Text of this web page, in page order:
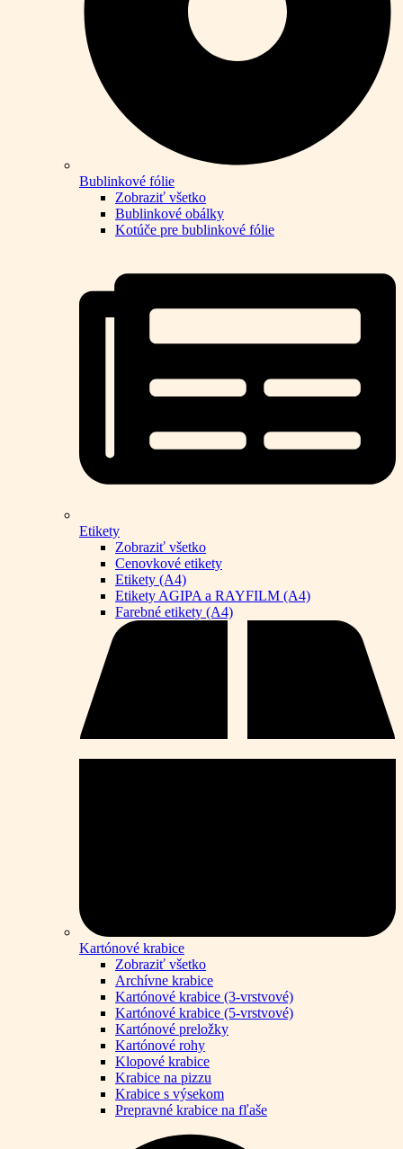
Bublinkové fólie
Zobraziť všetko
Bublinkové obálky
Kotúče pre bublinkové fólie
Etikety
Zobraziť všetko
Cenovkové etikety
Etikety (A4)
Etikety AGIPA a RAYFILM (A4)
Farebné etikety (A4)
Kartónové krabice
Zobraziť všetko
Archívne krabice
Kartónové krabice (3-vrstvové)
Kartónové krabice (5-vrstvové)
Kartónové preložky
Kartónové rohy
Klopové krabice
Krabice na pizzu
Krabice s výsekom
Prepravné krabice na fľaše